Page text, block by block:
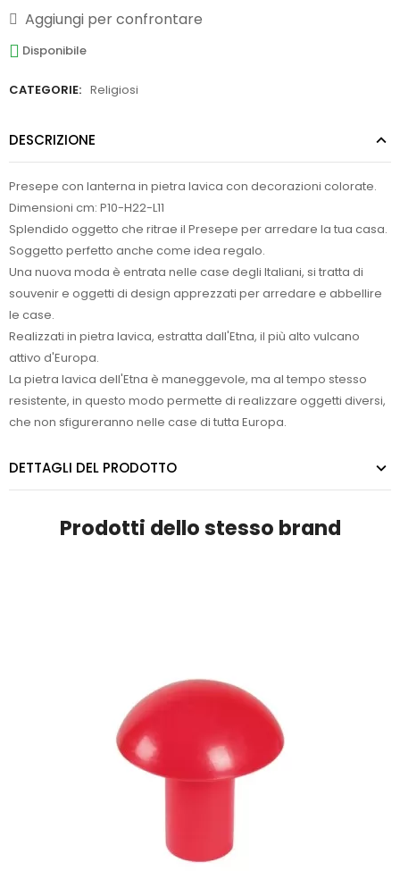
Aggiungi per confrontare
Disponibile
CATEGORIE: Religiosi
DESCRIZIONE
Presepe con lanterna in pietra lavica con decorazioni colorate.
Dimensioni cm: P10-H22-L11
Splendido oggetto che ritrae il Presepe per arredare la tua casa.
Soggetto perfetto anche come idea regalo.
Una nuova moda è entrata nelle case degli Italiani, si tratta di
souvenir e oggetti di design apprezzati per arredare e abbellire
le case.
Realizzati in pietra lavica, estratta dall'Etna, il più alto vulcano
attivo d'Europa.
La pietra lavica dell'Etna è maneggevole, ma al tempo stesso
resistente, in questo modo permette di realizzare oggetti diversi,
che non sfigureranno nelle case di tutta Europa.
DETTAGLI DEL PRODOTTO
Prodotti dello stesso brand